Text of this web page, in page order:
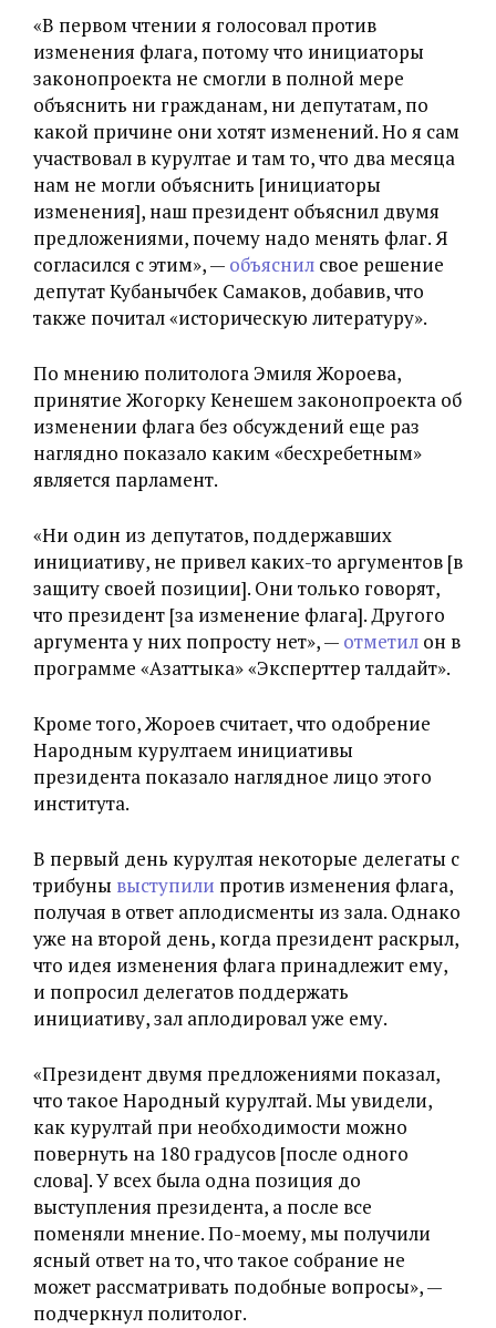
«В первом чтении я голосовал против
изменения флага, потому что инициаторы
законопроекта не смогли в полной мере
объяснить ни гражданам, ни депутатам, по
какой причине они хотят изменений. Но я сам
участвовал в курултае и там то, что два месяца
нам не могли объяснить [инициаторы
изменения], наш президент объяснил двумя
предложениями, почему надо менять флаг. Я
согласился с этим», — объяснил свое решение
депутат Кубанычбек Самаков, добавив, что
также почитал «историческую литературу».
По мнению политолога Эмиля Жороева,
принятие Жогорку Кенешем законопроекта об
изменении флага без обсуждений еще раз
наглядно показало каким «бесхребетным»
является парламент.
«Ни один из депутатов, поддержавших
инициативу, не привел каких-то аргументов [в
защиту своей позиции]. Они только говорят,
что президент [за изменение флага]. Другого
аргумента у них попросту нет», — отметил он в
программе «Азаттыка» «Эксперттер талдайт».
Кроме того, Жороев считает, что одобрение
Народным курултаем инициативы
президента показало наглядное лицо этого
института.
В первый день курултая некоторые делегаты с
трибуны выступили против изменения флага,
получая в ответ аплодисменты из зала. Однако
уже на второй день, когда президент раскрыл,
что идея изменения флага принадлежит ему,
и попросил делегатов поддержать
инициативу, зал аплодировал уже ему.
«Президент двумя предложениями показал,
что такое Народный курултай. Мы увидели,
как курултай при необходимости можно
повернуть на 180 градусов [после одного
слова]. У всех была одна позиция до
выступления президента, а после все
поменяли мнение. По-моему, мы получили
ясный ответ на то, что такое собрание не
может рассматривать подобные вопросы», —
подчеркнул политолог.